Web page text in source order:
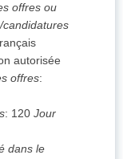
offres ou
autorisée
offres:
: 120 Jour
dans le